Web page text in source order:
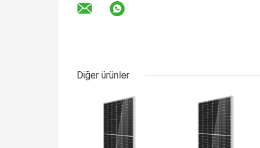
Diğer ürünler